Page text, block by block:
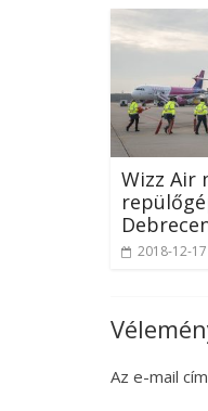
Wizz Air
2018-12-17
Az e-mail